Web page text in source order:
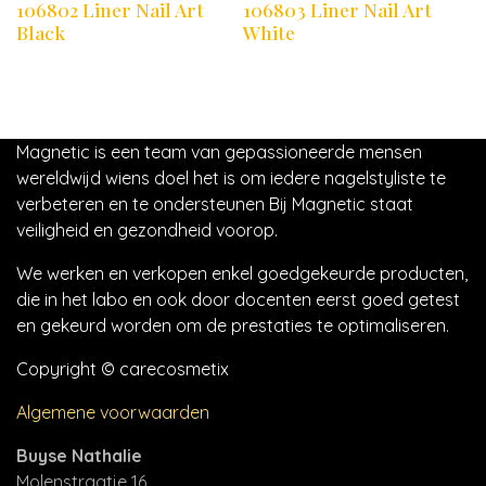
106802 Liner Nail Art
Black
106803 Liner Nail Art
White
Magnetic is een team van gepassioneerde mensen
wereldwijd wiens doel het is om iedere nagelstyliste te
verbeteren en te ondersteunen Bij Magnetic staat
veiligheid en gezondheid voorop.
We werken en verkopen enkel goedgekeurde producten,
die in het labo en ook door docenten eerst goed getest
en gekeurd worden om de prestaties te optimaliseren.
Copyright © carecosmetix
Algemene voorwaarden
Buyse Nathalie
Molenstraatje 16